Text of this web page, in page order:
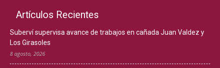
Artículos Recientes
Suberví supervisa avance de trabajos en cañada Juan Valdez y
Los Girasoles
8 agosto, 2026